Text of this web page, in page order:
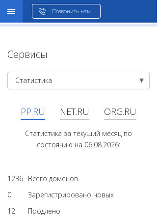
Позвонить нам
Сервисы
Статистика
PP.RU NET.RU ORG.RU
Статистика за текущий месяц по
состоянию на 06.08.2026:
1236 Всего доменов
0
Зарегистрировано новых
12
Продлено